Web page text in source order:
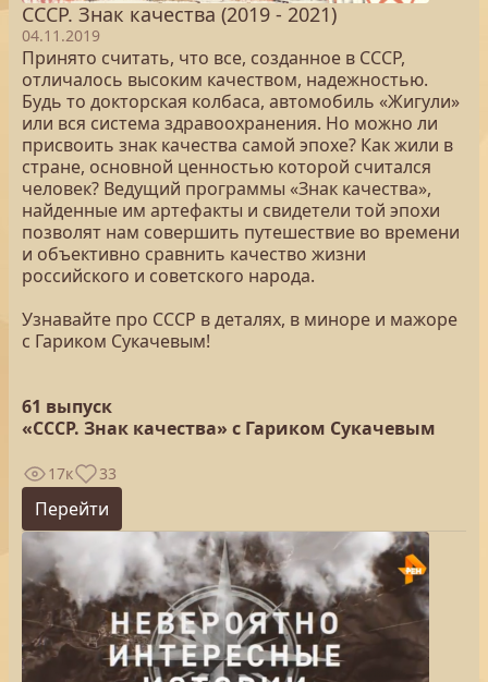
СССР. Знак качества (2019 - 2021)
04.11.2019
Принято считать, что все, созданное в СССР,
отличалось высоким качеством, надежностью.
Будь то докторская колбаса, автомобиль «Жигули»
или вся система здравоохранения. Но можно ли
присвоить знак качества самой эпохе? Как жили в
стране, основной ценностью которой считался
человек? Ведущий программы «Знак качества»,
найденные им артефакты и свидетели той эпохи
позволят нам совершить путешествие во времени
и объективно сравнить качество жизни
российского и советского народа.
Узнавайте про СССР в деталях, в миноре и мажоре
с Гариком Сукачевым!
61 выпуск
«СССР. Знак качества» с Гариком Сукачевым
17к 33
Перейти